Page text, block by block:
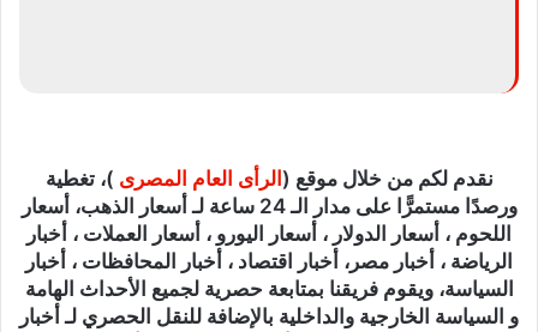
نقدم لكم من خلال موقع ( الرأى العام المصرى )، تغطية
ورصدًا مستمرًّا على مدار الـ 24 ساعة لـ أسعار الذهب، أسعار
اللحوم ، أسعار الدولار ، أسعار اليورو ، أسعار العملات ، أخبار
الرياضة ، أخبار مصر، أخبار اقتصاد ، أخبار المحافظات ، أخبار
السياسة، ويقوم فريقنا بمتابعة حصرية لجميع الأحداث الهامة
و السياسة الخارجية والداخلية بالإضافة للنقل الحصري لـ أخبار